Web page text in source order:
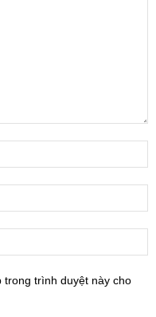
trong trình duyệt này cho